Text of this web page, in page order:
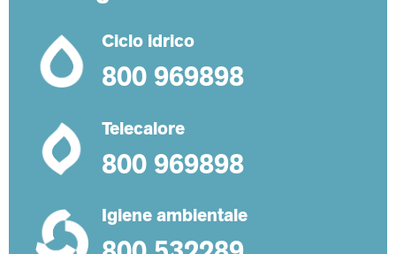
Ciclo idrico
800 969898
Telecalore
800 969898
Igiene ambientale